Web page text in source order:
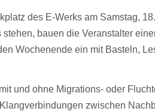
des E-Werks am Samstag,
bauen die Veranstalter
Wochenende ein mit Basteln,
und ohne Migrations- oder
zwischen